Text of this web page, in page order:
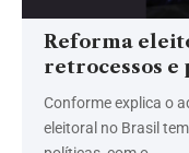
Reforma
retrocessos
Conforme explica o
eleitoral no Brasil